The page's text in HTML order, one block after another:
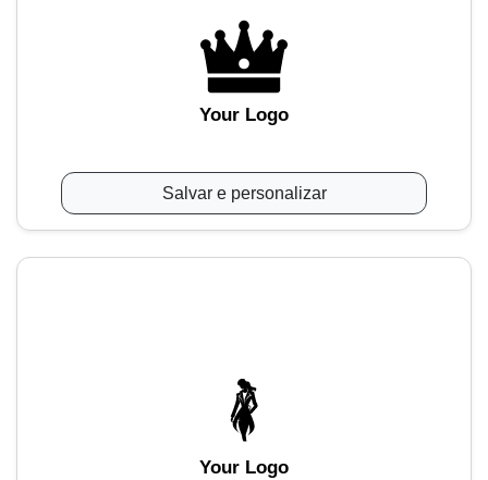
Your Logo
Salvar e personalizar
Your Logo